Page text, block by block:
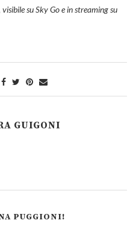
su Sky Go e in streaming su
GUIGONI
PUGGIONI!